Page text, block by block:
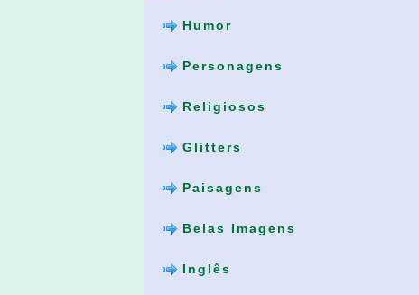
Humor
Personagens
Religiosos
Glitters
Paisagens
Belas Imagens
Inglês